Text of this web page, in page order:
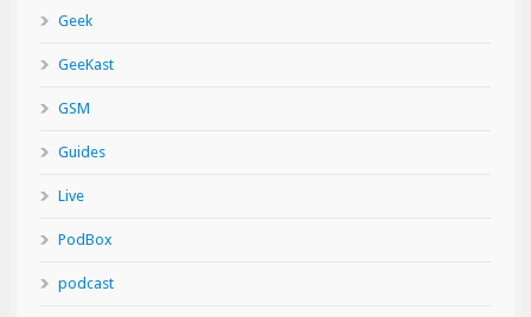
Geek
GeeKast
GSM
Guides
Live
PodBox
podcast